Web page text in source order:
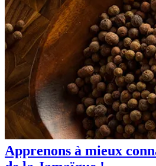
Apprenons à mieux